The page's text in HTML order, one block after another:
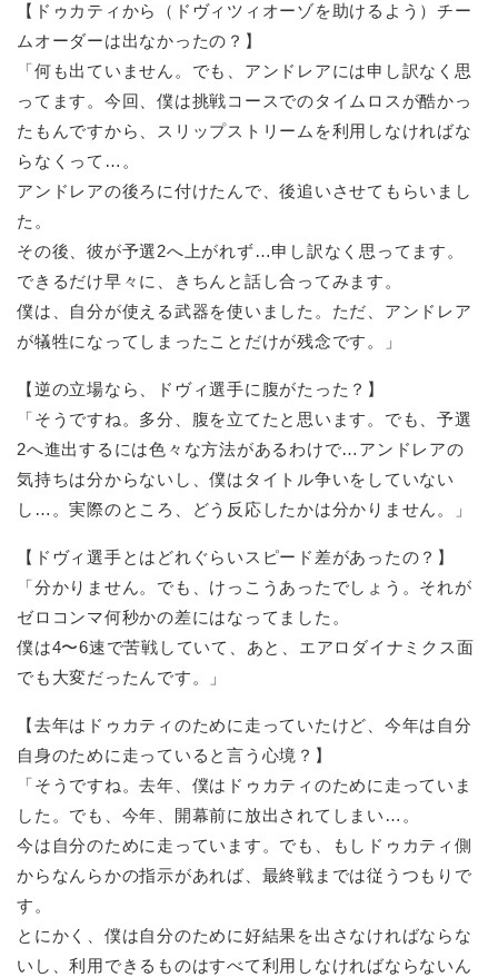
【ドゥカティから（ドヴィツィオーゾを助けるよう）チー
ムオーダーは出なかったの？】
「何も出ていません。でも、アンドレアには申し訳なく思
ってます。今回、僕は挑戦コースでのタイムロスが酷かっ
たもんですから、スリップストリームを利用しなければな
らなくって…。
アンドレアの後ろに付けたんで、後追いさせてもらいまし
た。
その後、彼が予選2へ上がれず…申し訳なく思ってます。
できるだけ早々に、きちんと話し合ってみます。
僕は、自分が使える武器を使いました。ただ、アンドレア
が犠牲になってしまったことだけが残念です。」
【逆の立場なら、ドヴィ選手に腹がたった？】
「そうですね。多分、腹を立てたと思います。でも、予選
2へ進出するには色々な方法があるわけで…アンドレアの
気持ちは分からないし、僕はタイトル争いをしていない
し…。実際のところ、どう反応したかは分かりません。」
【ドヴィ選手とはどれぐらいスピード差があったの？】
「分かりません。でも、けっこうあったでしょう。それが
ゼロコンマ何秒かの差にはなってました。
僕は4〜6速で苦戦していて、あと、エアロダイナミクス面
でも大変だったんです。」
【去年はドゥカティのために走っていたけど、今年は自分
自身のために走っていると言う心境？】
「そうですね。去年、僕はドゥカティのために走っていま
した。でも、今年、開幕前に放出されてしまい…。
今は自分のために走っています。でも、もしドゥカティ側
からなんらかの指示があれば、最終戦までは従うつもりで
す。
とにかく、僕は自分のために好結果を出さなければならな
いし、利用できるものはすべて利用しなければならないん